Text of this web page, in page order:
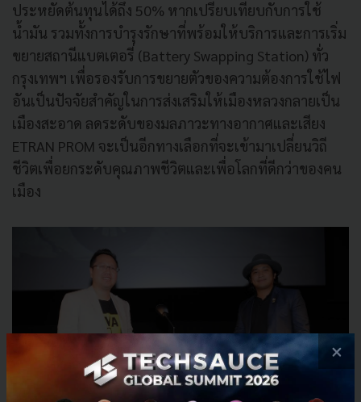
ประหยัดต้นทุนได้ถึง 50% หากเปรียบเทียบกับการใช้
น้ำมัน รวมทั้งการบำรุงรักษาที่พร้อมให้บริการและการเริ่ม
ขยายสถานีแบตเตอรี่ (Battery Swapping Station) ทั่ว
กรุงเทพฯ เพื่อรองรับการขยายตัวของความต้องการใช้ไฟ
อันเป็นปัจจัยสำคัญในการส่งเสริมให้เมืองหลวงกลายเป็น
เมืองสะอาด ลดระดับของมลภาวะทางอากาศและเสียง
ETRAN PROM จะเป็นอีกทางเลือกที่จะเข้ามาเปลี่ยนวิถี
ชีวิตเพื่อยกระดับคุณภาพชีวิตและเพื่อโลกที่ดีกว่าของคน
เมือง
×